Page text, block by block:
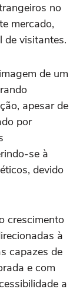
no
mercado,
de visitantes.
de um
apesar de
por
se à
devido
crescimento
à
capazes de
e com
a